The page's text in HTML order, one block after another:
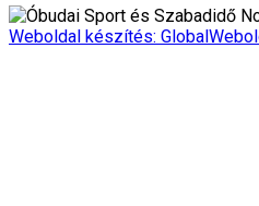
Óbudai Sport és Szabadidő
Weboldal készítés: